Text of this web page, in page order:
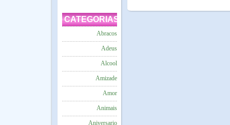
CATEGORIAS
Abracos
Adeus
Alcool
Amizade
Amor
Animais
Aniversario